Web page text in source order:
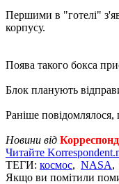
Першими в "готелі"
корпусу.
Поява такого бокса
Блок планують
Раніше повідомлялося,
Новини від
Читайте
ТЕГИ: космос, NASA,
Якщо ви помітили